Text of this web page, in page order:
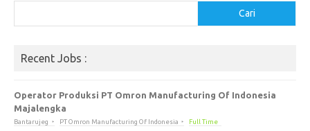
Cari
Recent Jobs :
Operator Produksi PT Omron Manufacturing Of Indonesia
Majalengka
Bantarujeg PT Omron Manufacturing Of Indonesia Full Time